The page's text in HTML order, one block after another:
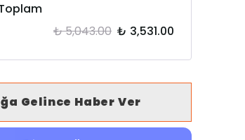
₺ 5,043.00 ₺ 3,531.00
Gelince Haber Ver